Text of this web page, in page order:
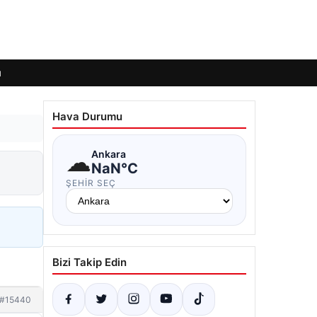
#15440
Hava Durumu
☁Ankara
NaN°C
ŞEHIR SEÇ
Bizi Takip Edin